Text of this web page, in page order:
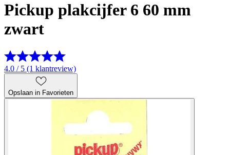
Pickup plakcijfer 6 60 mm
zwart
4.0 / 5 (1 klantreview)
Opslaan in Favorieten